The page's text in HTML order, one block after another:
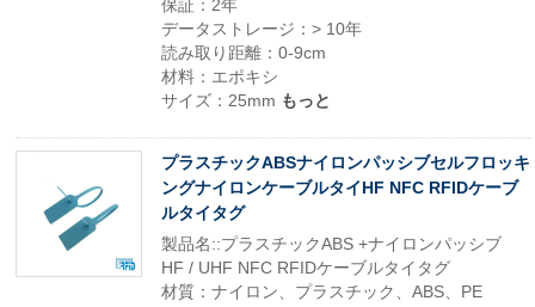
保証：2年
データストレージ：> 10年
読み取り距離：0-9cm
材料：エポキシ
サイズ：25mm もっと
プラスチックABSナイロンパッシブセルフロッキ
ングナイロンケーブルタイHF NFC RFIDケーブ
ルタイタグ
製品名::プラスチックABS +ナイロンパッシブ
HF / UHF NFC RFIDケーブルタイタグ
材質：ナイロン、プラスチック、ABS、PE